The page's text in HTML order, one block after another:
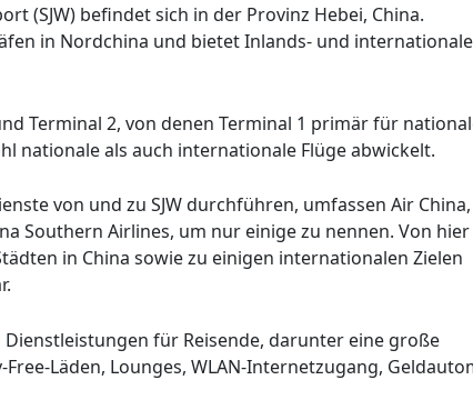
(SJW) befindet sich in der Provinz Hebei, China.
in Nordchina und bietet Inlands- und internationale
Terminal 2, von denen Terminal 1 primär für
nationale als auch internationale Flüge abwickelt.
von und zu SJW durchführen, umfassen Air China,
Southern Airlines, um nur einige zu nennen. Von hier
in China sowie zu einigen internationalen Zielen
für Reisende, darunter eine große
Läden, Lounges, WLAN-Internetzugang,